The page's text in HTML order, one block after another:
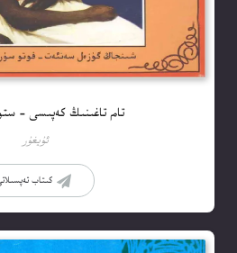
تام تاغىنىڭ كەپىسى –
ئۇيغۇر
كىتاب